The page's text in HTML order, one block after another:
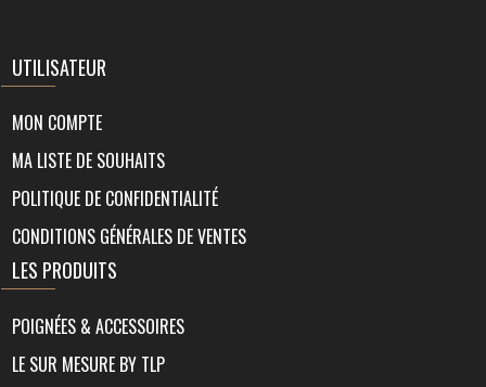
UTILISATEUR
MON COMPTE
MA LISTE DE SOUHAITS
POLITIQUE DE CONFIDENTIALITÉ
CONDITIONS GÉNÉRALES DE VENTES
LES PRODUITS
POIGNÉES & ACCESSOIRES
LE SUR MESURE BY TLP